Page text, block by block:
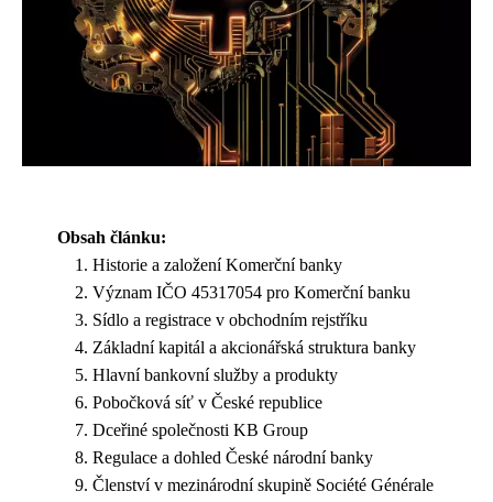
Obsah článku:
Historie a založení Komerční banky
Význam IČO 45317054 pro Komerční banku
Sídlo a registrace v obchodním rejstříku
Základní kapitál a akcionářská struktura banky
Hlavní bankovní služby a produkty
Pobočková síť v České republice
Dceřiné společnosti KB Group
Regulace a dohled České národní banky
Členství v mezinárodní skupině Société Générale